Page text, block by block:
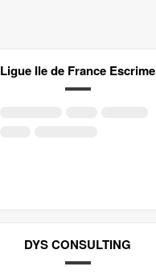
Ligue Ile de France Escrime
DYS CONSULTING